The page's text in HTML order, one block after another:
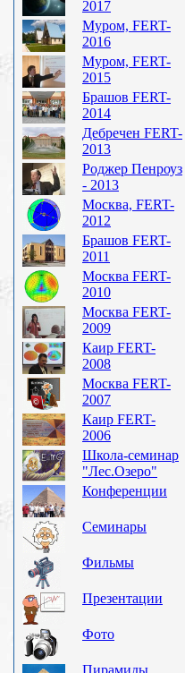
2017
Муром, FERT-
2016
Муром, FERT-
2015
Брашов FERT-
2014
Дебречен FERT-
2013
Роджер Пенроуз
- 2013
Москва, FERT-
2012
Брашов FERT-
2011
Москва FERT-
2010
Москва FERT-
2009
Каир FERT-
2008
Москва FERT-
2007
Каир FERT-
2006
Школа-семинар
"Лес.Озеро"
Конференции
Семинары
Фильмы
Презентации
Фото
Пирамиды